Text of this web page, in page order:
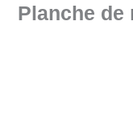
Planche de